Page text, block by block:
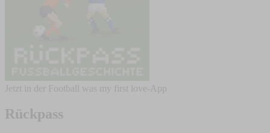
Jetzt in der Football was my first love-App
Rückpass